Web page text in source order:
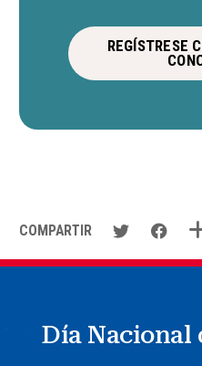
REGÍSTRESE
COMPARTIR
Día Nacional